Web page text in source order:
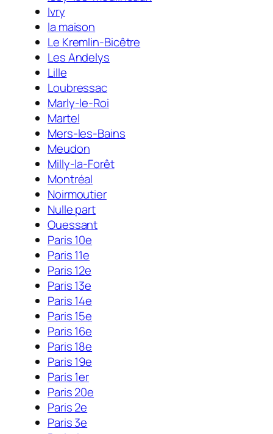
Ivry
la maison
Le Kremlin-Bicêtre
Les Andelys
Lille
Loubressac
Marly-le-Roi
Martel
Mers-les-Bains
Meudon
Milly-la-Forêt
Montréal
Noirmoutier
Nulle part
Ouessant
Paris 10e
Paris 11e
Paris 12e
Paris 13e
Paris 14e
Paris 15e
Paris 16e
Paris 18e
Paris 19e
Paris 1er
Paris 20e
Paris 2e
Paris 3e